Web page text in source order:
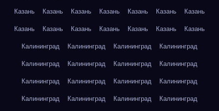
Казань
Казань Казань Казань Казань Казань
Казань
Казань
Казань Казань Казань Казань Казань
Казань
Калининград
Калининград Калининград
Калининград
Калининград
Калининград Калининград
Калининград
Калининград
Калининград Калининград
Калининград
Калининград
Калининград Калининград
Калининград